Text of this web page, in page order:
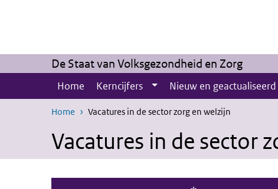
De Staat van Volksgezondheid en Zorg
Home Kerncijfers Nieuw en geactualiseerd
Home Vacatures in de sector zorg en welzijn
Vacatures in de sector